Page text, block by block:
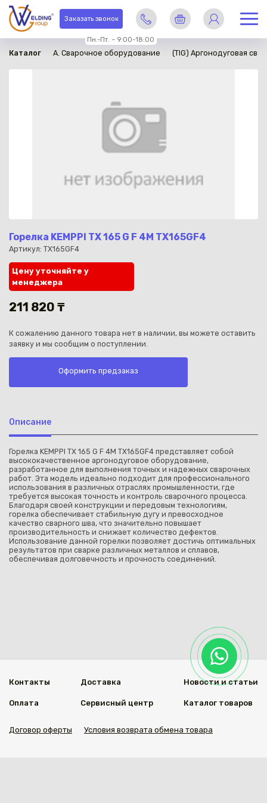
Заказать звонок
Пн.-Пт. – 9:00-18:00
Каталог A. Сварочное оборудование (TIG) Аргонодуговая
Горелка KEMPPI ТХ 165 G F 4M TX165GF4
Артикул: TX165GF4
в наличии
Цену уточняйте у
менеджера
211 820 ₸
К сожалению данного товара нет в наличии, вы можете оставить
заявку и мы сообщим о поступлении.
Оформить предзаказ
Описание
Горелка KEMPPI TX 165 G F 4M TX165GF4 представляет собой
высококачественное аргонодуговое оборудование,
разработанное для выполнения точных и надежных сварочных
работ. Эта модель идеально подходит для профессионального
использования в различных отраслях промышленности, где
требуется высокая точность и контроль сварочного процесса.
Благодаря своей конструкции и передовым технологиям,
горелка обеспечивает стабильную дугу и превосходное
качество сварного шва, что значительно повышает
производительность и снижает количество дефектов.
Использование данной горелки позволяет достичь оптимальных
результатов при сварке различных металлов и сплавов,
обеспечивая долговечность и прочность соединений.
Контакты
Оплата
Доставка
Сервисный центр
Новости и статьи
Каталог товаров
Договор оферты Условия возврата обмена товара